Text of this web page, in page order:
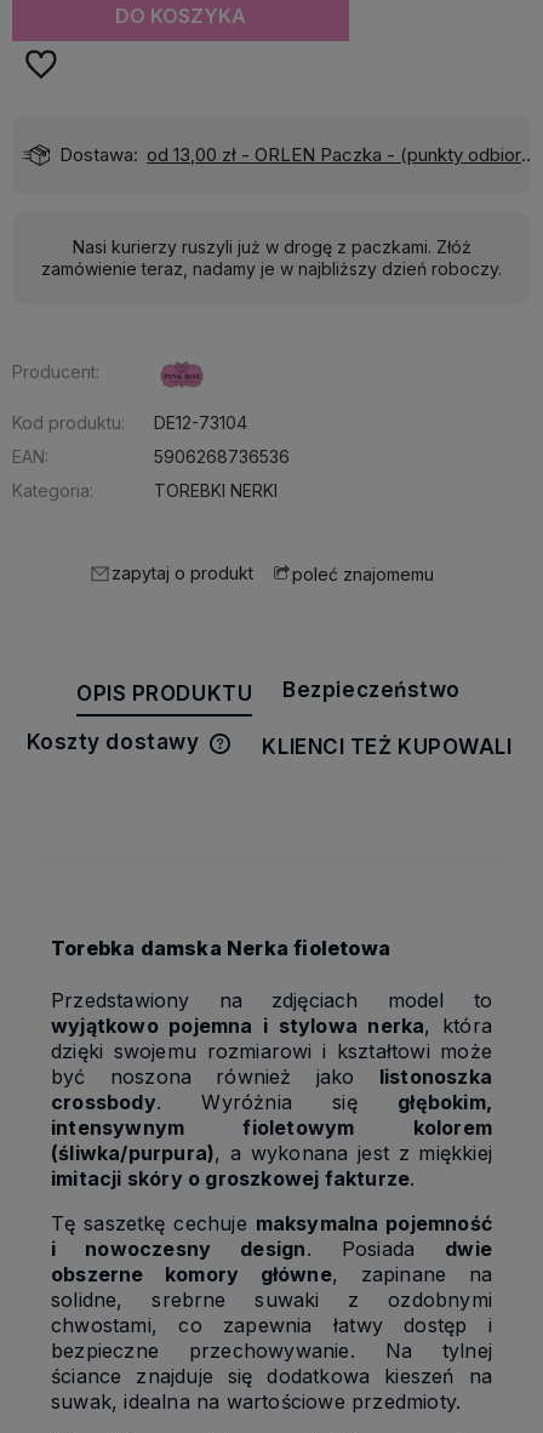
DO KOSZYKA
Dostawa: od 13,00 zł - ORLEN Paczka - (punkty odbioru)
Nasi kurierzy ruszyli już w drogę z paczkami. Złóż
zamówienie teraz, nadamy je w najbliższy dzień roboczy.
Producent:
Kod produktu:
DE12-73104
EAN:
5906268736536
Kategoria:
TOREBKI NERKI
zapytaj o produkt poleć znajomemu
OPIS PRODUKTU Bezpieczeństwo
Koszty dostawy
Cena nie zawiera ewentualnych
KLIENCI TEŻ KUPOWALI
Torebka damska Nerka fioletowa
Przedstawiony na zdjęciach model to
wyjątkowo pojemna i stylowa nerka, która
dzięki swojemu rozmiarowi i kształtowi może
być noszona również jako listonoszka
crossbody. Wyróżnia się głębokim,
intensywnym fioletowym kolorem
(śliwka/purpura), a wykonana jest z miękkiej
imitacji skóry o groszkowej fakturze.
Tę saszetkę cechuje maksymalna pojemność
i nowoczesny design. Posiada dwie
obszerne komory główne, zapinane na
solidne, srebrne suwaki z ozdobnymi
chwostami, co zapewnia łatwy dostęp i
bezpieczne przechowywanie. Na tylnej
ściance znajduje się dodatkowa kieszeń na
suwak, idealna na wartościowe przedmioty.